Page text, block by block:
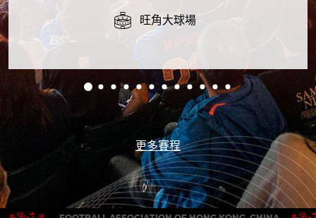
旺角大球場
更多賽程